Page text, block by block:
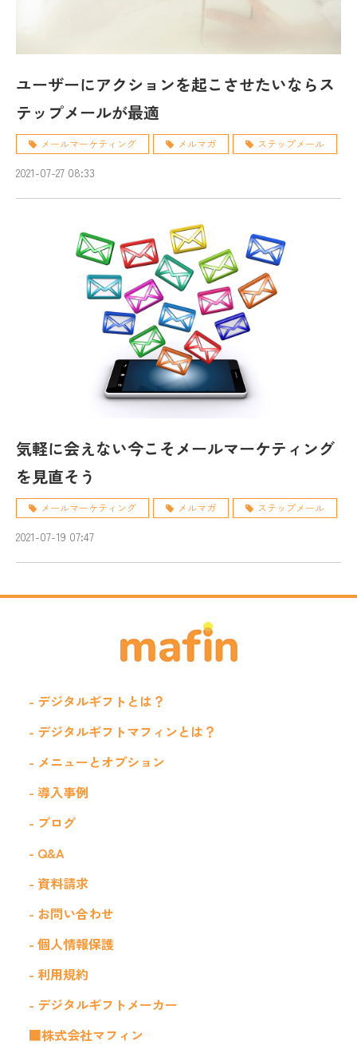
ユーザーにアクションを起こさせたいならス
テップメールが最適
メールマーケティング メルマガ ステップメール
2021-07-27 08:33
気軽に会えない今こそメールマーケティング
を見直そう
メールマーケティング メルマガ ステップメール
2021-07-19 07:47
- デジタルギフトとは？
- デジタルギフトマフィンとは？
- メニューとオプション
- 導入事例
- ブログ
- Q&A
- 資料請求
- お問い合わせ
- 個人情報保護
- 利用規約
- デジタルギフトメーカー
■株式会社マフィン